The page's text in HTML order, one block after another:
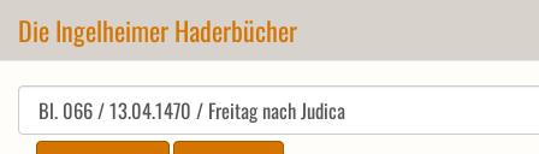
Die Ingelheimer Haderbücher